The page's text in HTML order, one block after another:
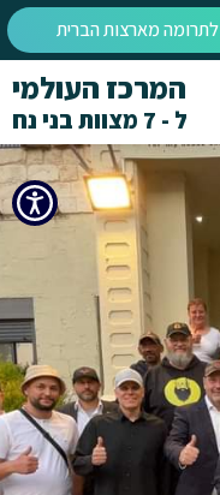
לתרומה מארצות הברית
המרכז העולמי
ל - 7 מצוות בני נח